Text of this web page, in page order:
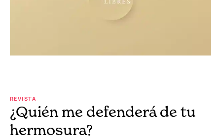
REVISTA
¿Quién me defenderá de tu
hermosura?